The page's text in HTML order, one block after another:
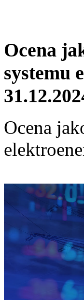
Ocena
systemu
Ocena